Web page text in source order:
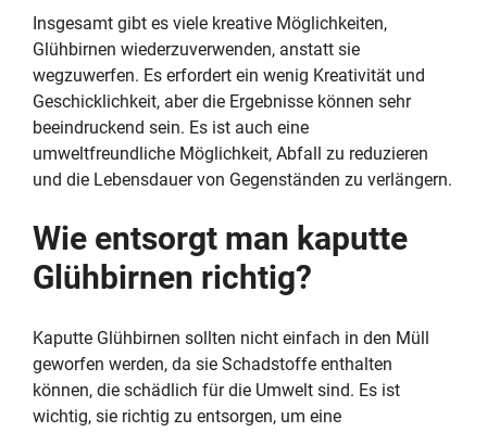
Insgesamt gibt es viele kreative Möglichkeiten,
Glühbirnen wiederzuverwenden, anstatt sie
wegzuwerfen. Es erfordert ein wenig Kreativität und
Geschicklichkeit, aber die Ergebnisse können sehr
beeindruckend sein. Es ist auch eine
umweltfreundliche Möglichkeit, Abfall zu reduzieren
und die Lebensdauer von Gegenständen zu verlängern.
Wie entsorgt man kaputte
Glühbirnen richtig?
Kaputte Glühbirnen sollten nicht einfach in den Müll
geworfen werden, da sie Schadstoffe enthalten
können, die schädlich für die Umwelt sind. Es ist
wichtig, sie richtig zu entsorgen, um eine